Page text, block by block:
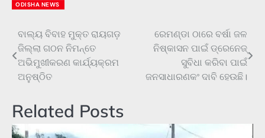
ODISHA NEWS
Post
navigation
ବାଲ୍ୟ ବିବାହ ମୁକ୍ତ ରାୟଗଡ଼
ଜିଲ୍ଲା ଗଠନ ନିମନ୍ତେ
ଅଭିମୁଖୀକରଣ କାର୍ଯ୍ୟକ୍ରମ
ଅନୁଷ୍ଠିତ
ରେମଣ୍ଡା ଠାରେ ବର୍ଷା ଜଳ
ନିଷ୍କାସନ ପାଇଁ ଡ୍ରେନେଜ୍
ସୁବିଧା କରିବା ପାଇଁ
ଜନସାଧାରଣକଂ ଦାବି ହେଉଛି।
Related Posts